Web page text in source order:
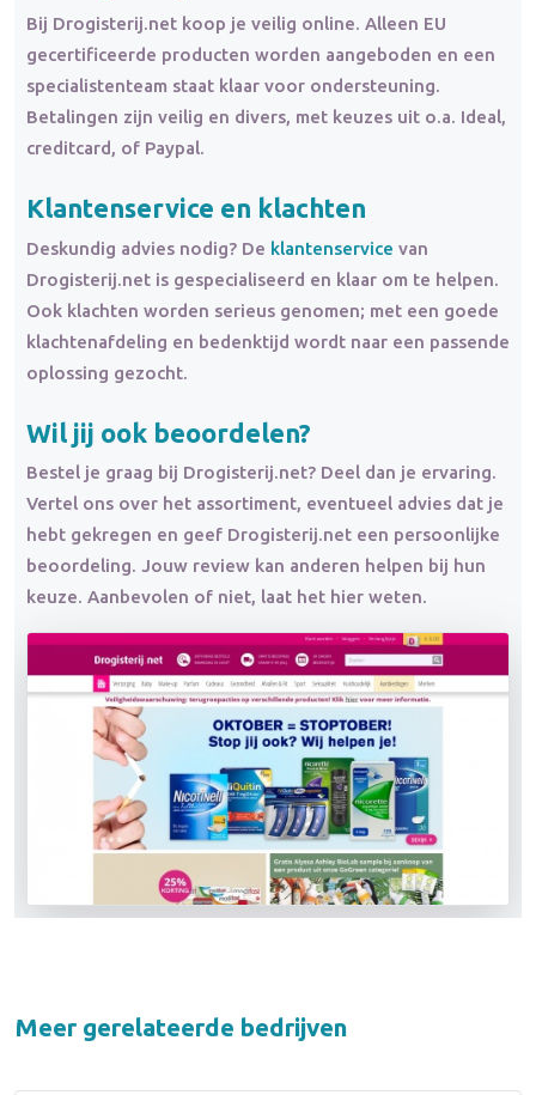
Bij Drogisterij.net koop je veilig online. Alleen EU
gecertificeerde producten worden aangeboden en een
specialistenteam staat klaar voor ondersteuning.
Betalingen zijn veilig en divers, met keuzes uit o.a. Ideal,
creditcard, of Paypal.
Klantenservice en klachten
Deskundig advies nodig? De klantenservice van
Drogisterij.net is gespecialiseerd en klaar om te helpen.
Ook klachten worden serieus genomen; met een goede
klachtenafdeling en bedenktijd wordt naar een passende
oplossing gezocht.
Wil jij ook beoordelen?
Bestel je graag bij Drogisterij.net? Deel dan je ervaring.
Vertel ons over het assortiment, eventueel advies dat je
hebt gekregen en geef Drogisterij.net een persoonlijke
beoordeling. Jouw review kan anderen helpen bij hun
keuze. Aanbevolen of niet, laat het hier weten.
Meer gerelateerde bedrijven